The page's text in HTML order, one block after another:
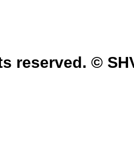
reserved. ©